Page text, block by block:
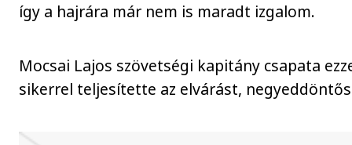
így a hajrára már nem is maradt izgalom.
Mocsai Lajos szövetségi kapitány csapata
sikerrel teljesítette az elvárást,